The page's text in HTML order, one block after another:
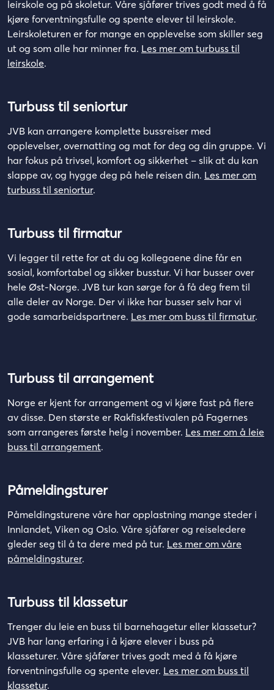
leirskole og på skoletur. Våre sjåfører trives godt med å få
kjøre forventningsfulle og spente elever til leirskole.
Leirskoleturen er for mange en opplevelse som skiller seg
ut og som alle har minner fra. Les mer om turbuss til
leirskole.
Turbuss til seniortur
JVB kan arrangere komplette bussreiser med
opplevelser, overnatting og mat for deg og din gruppe. Vi
har fokus på trivsel, komfort og sikkerhet – slik at du kan
slappe av, og hygge deg på hele reisen din. Les mer om
turbuss til seniortur.
Turbuss til firmatur
Vi legger til rette for at du og kollegaene dine får en
sosial, komfortabel og sikker busstur. Vi har busser over
hele Øst-Norge. JVB tur kan sørge for å få deg frem til
alle deler av Norge. Der vi ikke har busser selv har vi
gode samarbeidspartnere. Les mer om buss til firmatur.
Turbuss til arrangement
Norge er kjent for arrangement og vi kjøre fast på flere
av disse. Den største er Rakfiskfestivalen på Fagernes
som arrangeres første helg i november. Les mer om å leie
buss til arrangement.
Påmeldingsturer
Påmeldingsturene våre har opplastning mange steder i
Innlandet, Viken og Oslo. Våre sjåfører og reiseledere
gleder seg til å ta dere med på tur. Les mer om våre
påmeldingsturer.
Turbuss til klassetur
Trenger du leie en buss til barnehagetur eller klassetur?
JVB har lang erfaring i å kjøre elever i buss på
klasseturer. Våre sjåfører trives godt med å få kjøre
forventningsfulle og spente elever. Les mer om buss til
klassetur.